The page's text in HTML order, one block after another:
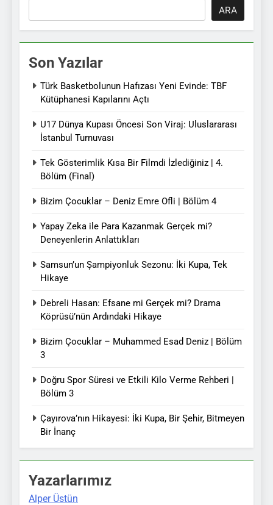
ARA
Son Yazılar
Türk Basketbolunun Hafızası Yeni Evinde: TBF
Kütüphanesi Kapılarını Açtı
U17 Dünya Kupası Öncesi Son Viraj: Uluslararası
İstanbul Turnuvası
Tek Gösterimlik Kısa Bir Filmdi İzlediğiniz | 4.
Bölüm (Final)
Bizim Çocuklar – Deniz Emre Ofli | Bölüm 4
Yapay Zeka ile Para Kazanmak Gerçek mi?
Deneyenlerin Anlattıkları
Samsun’un Şampiyonluk Sezonu: İki Kupa, Tek
Hikaye
Debreli Hasan: Efsane mi Gerçek mi? Drama
Köprüsü’nün Ardındaki Hikaye
Bizim Çocuklar – Muhammed Esad Deniz | Bölüm
3
Doğru Spor Süresi ve Etkili Kilo Verme Rehberi |
Bölüm 3
Çayırova’nın Hikayesi: İki Kupa, Bir Şehir, Bitmeyen
Bir İnanç
Yazarlarımız
Alper Üstün